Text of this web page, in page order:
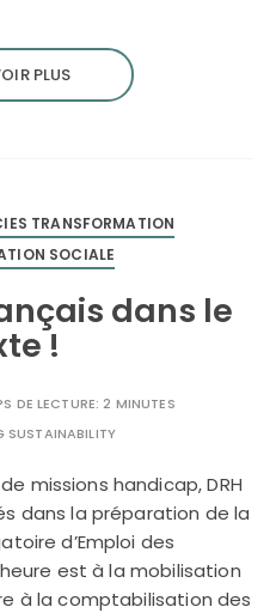
PLUS
TRANSFORMATION
SOCIALE
dans le
!
DE LECTURE:2 MINUTES
SUSTAINABILITY
missions handicap, DRH
dans la préparation de la
d’Emploi des
est à la mobilisation
à la comptabilisation des